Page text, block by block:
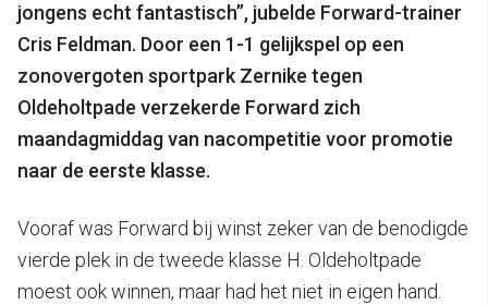
jongens echt fantastisch”, jubelde Forward-trainer
Cris Feldman. Door een 1-1 gelijkspel op een
zonovergoten sportpark Zernike tegen
Oldeholtpade verzekerde Forward zich
maandagmiddag van nacompetitie voor promotie
naar de eerste klasse.
Vooraf was Forward bij winst zeker van de benodigde
vierde plek in de tweede klasse H. Oldeholtpade
moest ook winnen, maar had het niet in eigen hand.